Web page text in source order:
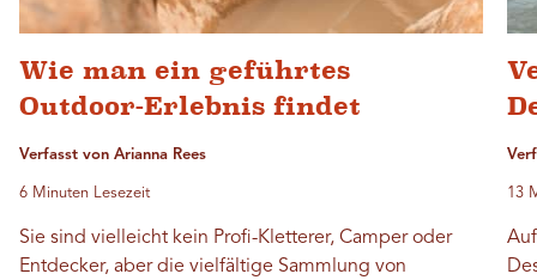
Wie man ein geführtes
Outdoor-Erlebnis findet
Verfasst von Arianna Rees
6 Minuten Lesezeit
Sie sind vielleicht kein Profi-Kletterer, Camper oder
Entdecker, aber die vielfältige Sammlung von
13